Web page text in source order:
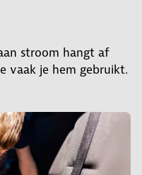
stroom hangt af
vaak je hem gebruikt.